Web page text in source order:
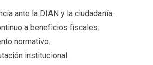
ante la DIAN y la ciudadanía.
a beneficios fiscales.
normativo.
institucional.